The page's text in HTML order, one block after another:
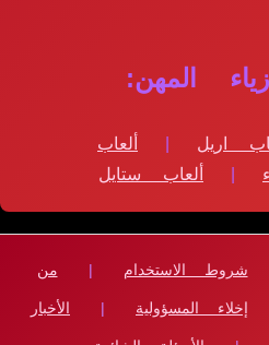
المهن:
اريل |
ألعاب
| ألعاب ستايل
شروط الاستخدام | من
إخلاء المسؤولية | الأخبار